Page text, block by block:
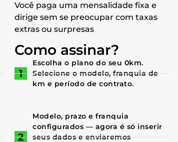
Você paga uma mensalidade fixa e
dirige sem se preocupar com taxas
extras ou surpresas
Como assinar?
Escolha o plano do seu 0km.
Selecione o modelo, franquia de
km e período de contrato.
Modelo, prazo e franquia
configurados — agora é só inserir
seus dados e enviaremos